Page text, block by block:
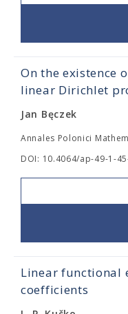
On the existence
linear Dirichlet
Jan Bęczek
Annales Polonici
DOI: 10.4064/ap-49-1-
Linear functional
coefficients